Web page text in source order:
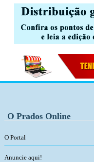
O Prados Online
O Portal
Anuncie aqui!